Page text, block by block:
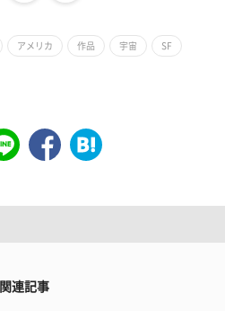
アメリカ 作品 宇宙 SF
関連記事